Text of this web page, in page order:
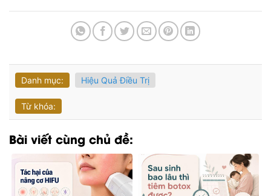
Danh mục: Hiệu Quả Điều Trị
Từ khóa:
Bài viết cùng chủ đề: